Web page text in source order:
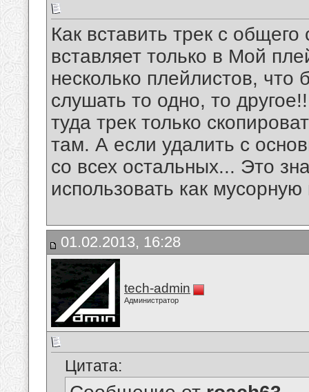
Как вставить трек с
вставляет только в Мой
несколько плейлистов, что
слушать то одно, то
туда трек только
там. А если удалить с
со всех остальных... Это
использовать как
01.02.2013, 16:28
tech-admin
Администратор
Цитата: